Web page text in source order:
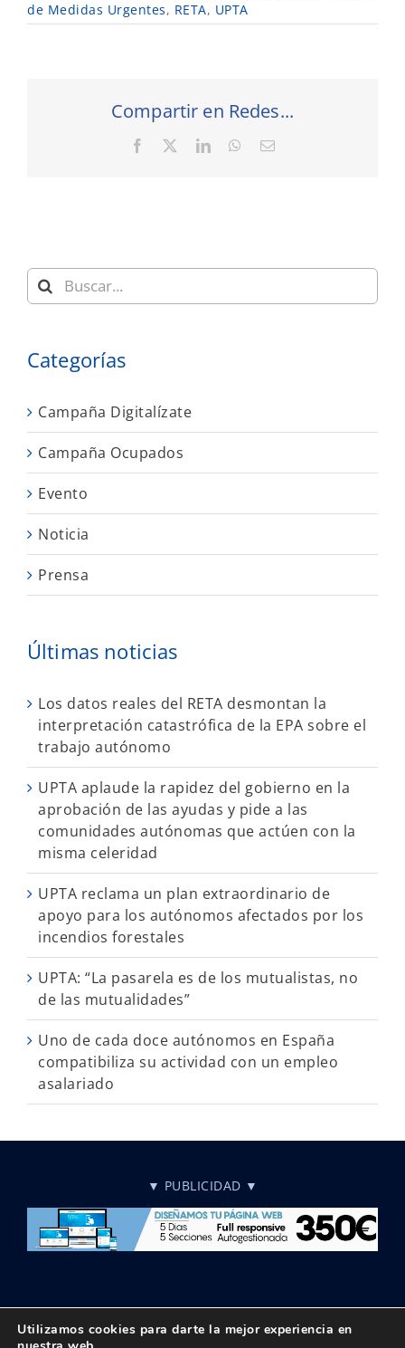
de Medidas Urgentes, RETA, UPTA
Compartir en Redes...
Facebook LinkedInWhatsApp
Correo
Buscar:
Categorías
Campaña Digitalízate
Campaña Ocupados
Evento
Noticia
Prensa
Últimas noticias
Los datos reales del RETA desmontan la
interpretación catastrófica de la EPA sobre el
trabajo autónomo
UPTA aplaude la rapidez del gobierno en la
aprobación de las ayudas y pide a las
comunidades autónomas que actúen con la
misma celeridad
UPTA reclama un plan extraordinario de
apoyo para los autónomos afectados por los
incendios forestales
UPTA: “La pasarela es de los mutualistas, no
de las mutualidades”
Uno de cada doce autónomos en España
compatibiliza su actividad con un empleo
asalariado
▼ PUBLICIDAD ▼
Utilizamos cookies para darte la mejor experiencia en